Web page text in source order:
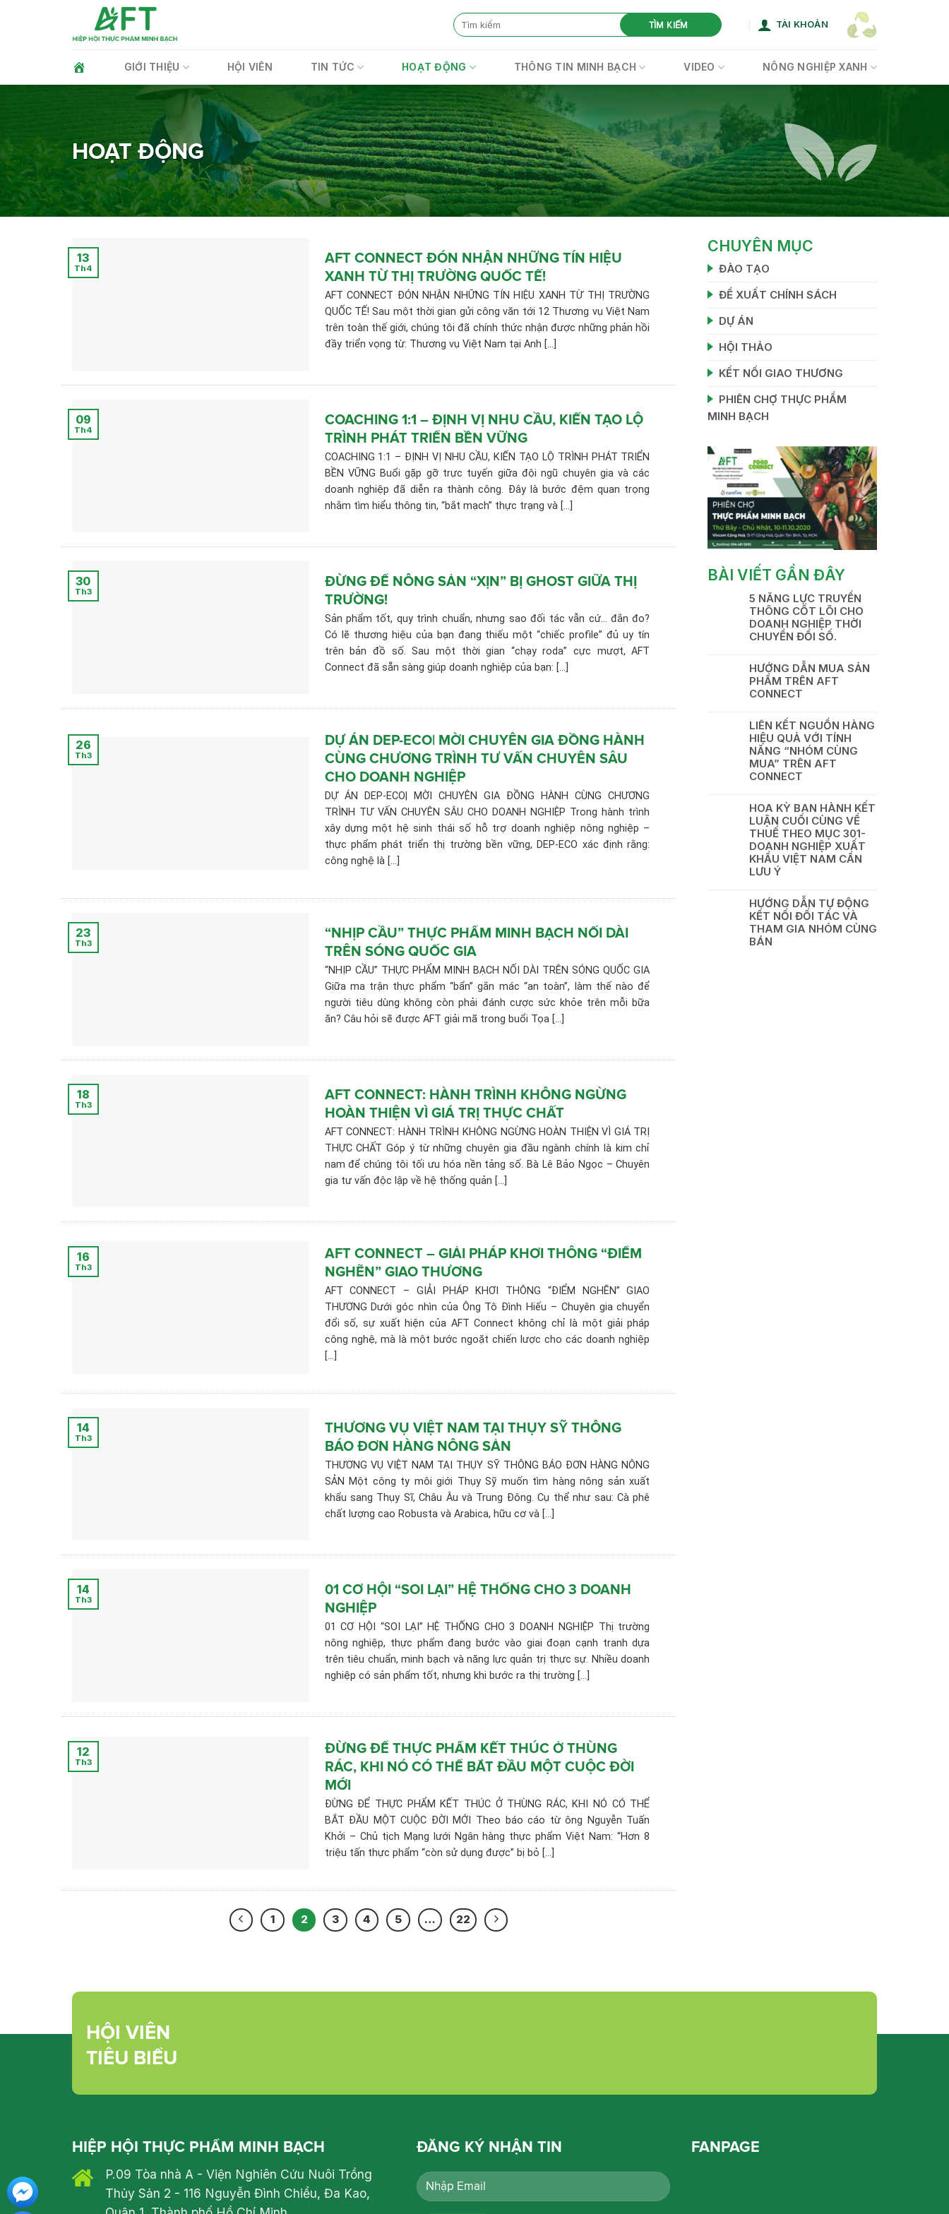
TÌM KIẾM TÀI KHOẢN
GIỚI THIỆU HỘI VIÊN TIN TỨC HOẠT ĐỘNG THÔNG TIN MINH BẠCH VIDEO NÔNG NGHIỆP XANH
HOẠT ĐỘNG
AFT CONNECT ĐÓN NHẬN NHỮNG TÍN HIỆU
XANH TỪ THỊ TRƯỜNG QUỐC TẾ!
AFT CONNECT ĐÓN NHẬN NHỮNG TÍN HIỆU XANH TỪ THỊ TRƯỜNG
QUỐC TẾ! Sau một thời gian gửi công văn tới 12 Thương vụ Việt Nam
trên toàn thế giới, chúng tôi đã chính thức nhận được những phản hồi
đầy triển vọng từ: Thương vụ Việt Nam tại Anh [...]
13
Th4
COACHING 1:1 – ĐỊNH VỊ NHU CẦU, KIẾN TẠO LỘ
TRÌNH PHÁT TRIỂN BỀN VỮNG
COACHING 1:1 – ĐỊNH VỊ NHU CẦU, KIẾN TẠO LỘ TRÌNH PHÁT TRIỂN
BỀN VỮNG Buổi gặp gỡ trực tuyến giữa đội ngũ chuyên gia và các
doanh nghiệp đã diễn ra thành công. Đây là bước đệm quan trọng
nhằm tìm hiểu thông tin, “bắt mạch” thực trạng và [...]
09
Th4
ĐỪNG ĐỂ NÔNG SẢN “XỊN” BỊ GHOST GIỮA THỊ
TRƯỜNG!
Sản phẩm tốt, quy trình chuẩn, nhưng sao đối tác vẫn cứ… đắn đo?
Có lẽ thương hiệu của bạn đang thiếu một “chiếc profile” đủ uy tín
trên bản đồ số. Sau một thời gian “chạy roda” cực mượt, AFT
Connect đã sẵn sàng giúp doanh nghiệp của bạn: [...]
30
Th3
DỰ ÁN DEP-ECO| MỜI CHUYÊN GIA ĐỒNG HÀNH
CÙNG CHƯƠNG TRÌNH TƯ VẤN CHUYÊN SÂU
CHO DOANH NGHIỆP
DỰ ÁN DEP-ECO| MỜI CHUYÊN GIA ĐỒNG HÀNH CÙNG CHƯƠNG
TRÌNH TƯ VẤN CHUYÊN SÂU CHO DOANH NGHIỆP Trong hành trình
xây dựng một hệ sinh thái số hỗ trợ doanh nghiệp nông nghiệp –
thực phẩm phát triển thị trường bền vững, DEP-ECO xác định rằng:
công nghệ là [...]
26
Th3
“NHỊP CẦU” THỰC PHẨM MINH BẠCH NỐI DÀI
TRÊN SÓNG QUỐC GIA
“NHỊP CẦU” THỰC PHẨM MINH BẠCH NỐI DÀI TRÊN SÓNG QUỐC GIA
Giữa ma trận thực phẩm “bẩn” gắn mác “an toàn”, làm thế nào để
người tiêu dùng không còn phải đánh cược sức khỏe trên mỗi bữa
ăn? Câu hỏi sẽ được AFT giải mã trong buổi Tọa [...]
23
Th3
AFT CONNECT: HÀNH TRÌNH KHÔNG NGỪNG
HOÀN THIỆN VÌ GIÁ TRỊ THỰC CHẤT
AFT CONNECT: HÀNH TRÌNH KHÔNG NGỪNG HOÀN THIỆN VÌ GIÁ TRỊ
THỰC CHẤT Góp ý từ những chuyên gia đầu ngành chính là kim chỉ
nam để chúng tôi tối ưu hóa nền tảng số. Bà Lê Bảo Ngọc – Chuyên
gia tư vấn độc lập về hệ thống quản [...]
18
Th3
AFT CONNECT – GIẢI PHÁP KHƠI THÔNG “ĐIỂM
NGHẼN” GIAO THƯƠNG
AFT CONNECT – GIẢI PHÁP KHƠI THÔNG “ĐIỂM NGHẼN” GIAO
THƯƠNG Dưới góc nhìn của Ông Tô Đình Hiếu – Chuyên gia chuyển
đổi số, sự xuất hiện của AFT Connect không chỉ là một giải pháp
công nghệ, mà là một bước ngoặt chiến lược cho các doanh nghiệp
[...]
16
Th3
THƯƠNG VỤ VIỆT NAM TẠI THỤY SỸ THÔNG
BÁO ĐƠN HÀNG NÔNG SẢN
THƯƠNG VỤ VIỆT NAM TẠI THỤY SỸ THÔNG BÁO ĐƠN HÀNG NÔNG
SẢN Một công ty môi giới Thụy Sỹ muốn tìm hàng nông sản xuất
khẩu sang Thụy Sĩ, Châu Âu và Trung Đông. Cụ thể như sau: Cà phê
chất lượng cao Robusta và Arabica, hữu cơ và [...]
14
Th3
01 CƠ HỘI “SOI LẠI” HỆ THỐNG CHO 3 DOANH
NGHIỆP
01 CƠ HỘI “SOI LẠI” HỆ THỐNG CHO 3 DOANH NGHIỆP Thị trường
nông nghiệp, thực phẩm đang bước vào giai đoạn cạnh tranh dựa
trên tiêu chuẩn, minh bạch và năng lực quản trị thực sự. Nhiều doanh
nghiệp có sản phẩm tốt, nhưng khi bước ra thị trường [...]
14
Th3
ĐỪNG ĐỂ THỰC PHẨM KẾT THÚC Ở THÙNG
RÁC, KHI NÓ CÓ THỂ BẮT ĐẦU MỘT CUỘC ĐỜI
MỚI
ĐỪNG ĐỂ THỰC PHẨM KẾT THÚC Ở THÙNG RÁC, KHI NÓ CÓ THỂ
BẮT ĐẦU MỘT CUỘC ĐỜI MỚI Theo báo cáo từ ông Nguyễn Tuấn
Khởi – Chủ tịch Mạng lưới Ngân hàng thực phẩm Việt Nam: “Hơn 8
triệu tấn thực phẩm “còn sử dụng được” bị bỏ [...]
12
Th3
1 2 3 4 5 … 22
CHUYÊN MỤC
ĐÀO TẠO
ĐỀ XUẤT CHÍNH SÁCH
DỰ ÁN
HỘI THẢO
KẾT NỐI GIAO THƯƠNG
PHIÊN CHỢ THỰC PHẨM
MINH BẠCH
BÀI VIẾT GẦN ĐÂY
5 NĂNG LỰC TRUYỀN
THÔNG CỐT LÕI CHO
DOANH NGHIỆP THỜI
CHUYỂN ĐỔI SỐ.
HƯỚNG DẪN MUA SẢN
PHẨM TRÊN AFT
CONNECT
LIÊN KẾT NGUỒN HÀNG
HIỆU QUẢ VỚI TÍNH
NĂNG “NHÓM CÙNG
MUA” TRÊN AFT
CONNECT
HOA KỲ BAN HÀNH KẾT
LUẬN CUỐI CÙNG VỀ
THUẾ THEO MỤC 301-
DOANH NGHIỆP XUẤT
KHẨU VIỆT NAM CẦN
LƯU Ý
HƯỚNG DẪN TỰ ĐỘNG
KẾT NỐI ĐỐI TÁC VÀ
THAM GIA NHÓM CÙNG
BÁN
HỘI VIÊN
TIÊU BIỂU
HIỆP HỘI THỰC PHẨM MINH BẠCH
P.09 Tòa nhà A - Viện Nghiên Cứu Nuôi Trồng
Thủy Sản 2 - 116 Nguyễn Đình Chiểu, Đa Kao,
ĐĂNG KÝ NHẬN TIN FANPAGE